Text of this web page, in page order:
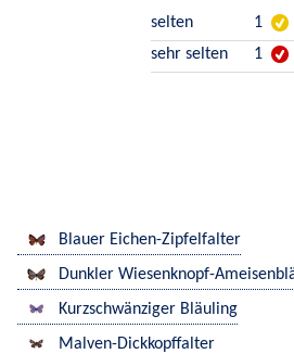
selten
1
sehr selten
1
Blauer Eichen-Zipfelfalter
Dunkler Wiesenknopf-
Kurzschwänziger Bläuling
Malven-Dickkopffalter